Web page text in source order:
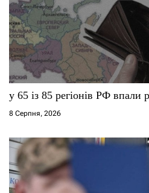
у 65 із 85 регіонів РФ впали
8 Серпня, 2026